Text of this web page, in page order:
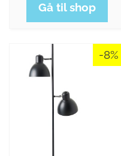
Gå til shop
-8%